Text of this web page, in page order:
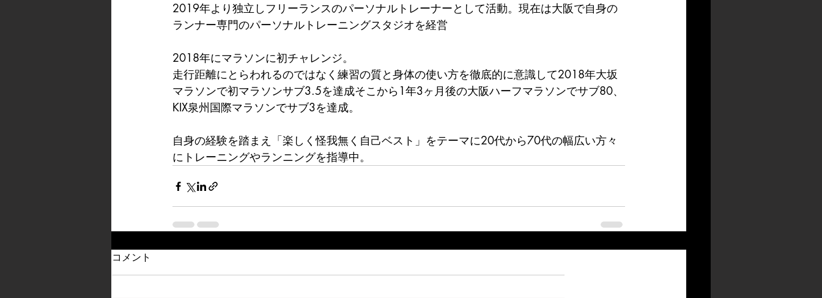
2019年より独立しフリーランスのパーソナルトレーナーとして活動。現在は大阪で自身の
ランナー専門のパーソナルトレーニングスタジオを経営
2018年にマラソンに初チャレンジ。
走行距離にとらわれるのではなく練習の質と身体の使い方を徹底的に意識して2018年大坂
マラソンで初マラソンサブ3.5を達成そこから1年3ヶ月後の大阪ハーフマラソンでサブ80、
KIX泉州国際マラソンでサブ3を達成。
自身の経験を踏まえ「楽しく怪我無く自己ベスト」をテーマに20代から70代の幅広い方々
にトレーニングやランニングを指導中。
コメント